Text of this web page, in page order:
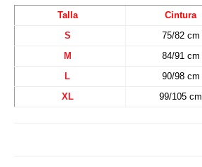
Talla Cintura
S
75/82 cm
M
84/91 cm
L
90/98 cm
XL
99/105 cm